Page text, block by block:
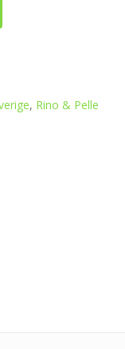
, Rino & Pelle